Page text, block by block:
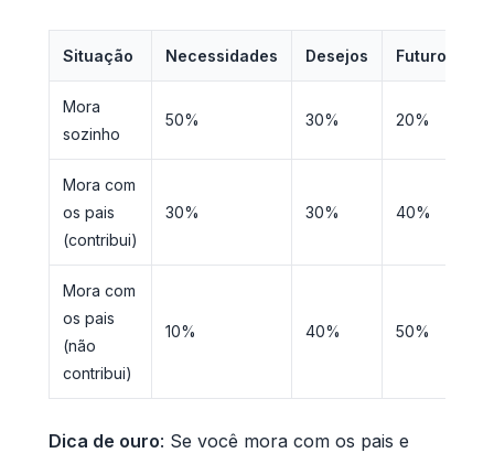
Situação Necessidades Desejos Futuro
Mora
sozinho
50% 30% 20%
Mora com
os pais
(contribui)
30% 30% 40%
Mora com
os pais
(não
contribui)
10% 40% 50%
Dica de ouro: Se você mora com os pais e